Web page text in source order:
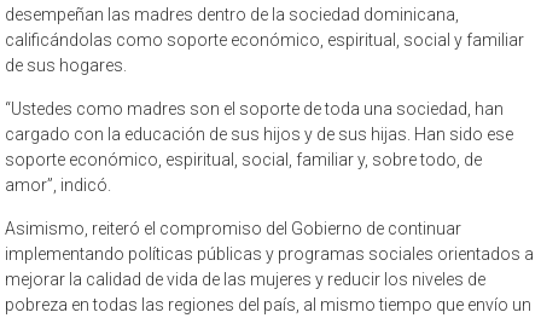
desempeñan las madres dentro de la sociedad dominicana,
calificándolas como soporte económico, espiritual, social y familiar
de sus hogares.
“Ustedes como madres son el soporte de toda una sociedad, han
cargado con la educación de sus hijos y de sus hijas. Han sido ese
soporte económico, espiritual, social, familiar y, sobre todo, de
amor”, indicó.
Asimismo, reiteró el compromiso del Gobierno de continuar
implementando políticas públicas y programas sociales orientados a
mejorar la calidad de vida de las mujeres y reducir los niveles de
pobreza en todas las regiones del país, al mismo tiempo que envío un